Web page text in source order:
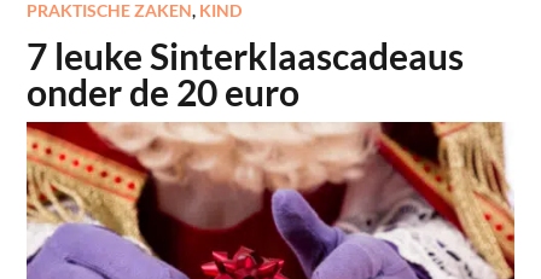
PRAKTISCHE ZAKEN, KIND
7 leuke Sinterklaascadeaus
onder de 20 euro